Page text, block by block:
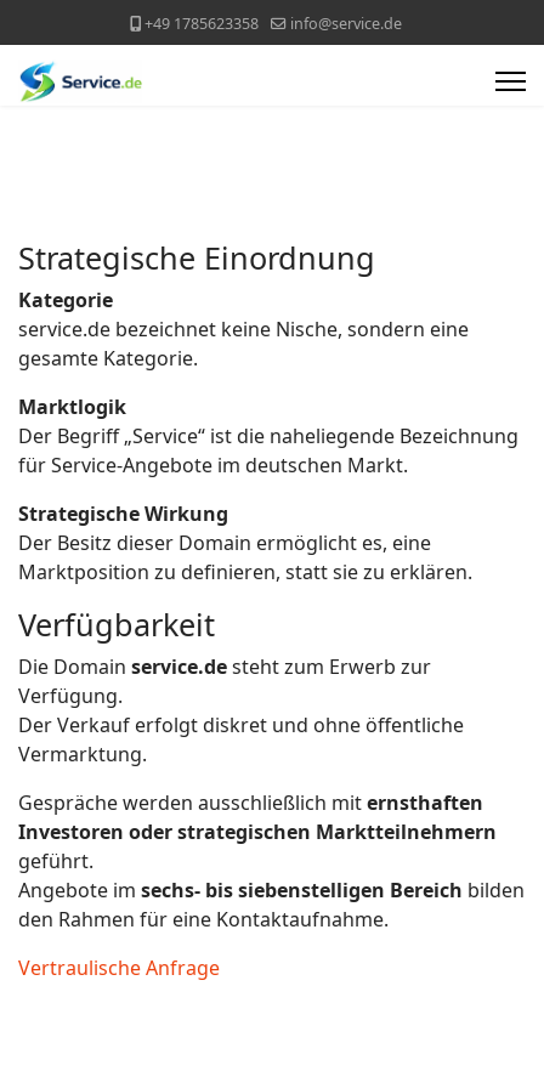
+49 1785623358 info@service.de
Strategische Einordnung
Kategorie
service.de bezeichnet keine Nische, sondern eine
gesamte Kategorie.
Marktlogik
Der Begriff „Service“ ist die naheliegende Bezeichnung
für Service-Angebote im deutschen Markt.
Strategische Wirkung
Der Besitz dieser Domain ermöglicht es, eine
Marktposition zu definieren, statt sie zu erklären.
Verfügbarkeit
Die Domain service.desteht zum Erwerb zur
Verfügung.
Der Verkauf erfolgt diskret und ohne öffentliche
Vermarktung.
Gespräche werden ausschließlich miternsthaften
Investoren oder strategischen Marktteilnehmern
geführt.
Angebote im sechs- bis siebenstelligen Bereich bilden
den Rahmen für eine Kontaktaufnahme.
Vertraulische Anfrage